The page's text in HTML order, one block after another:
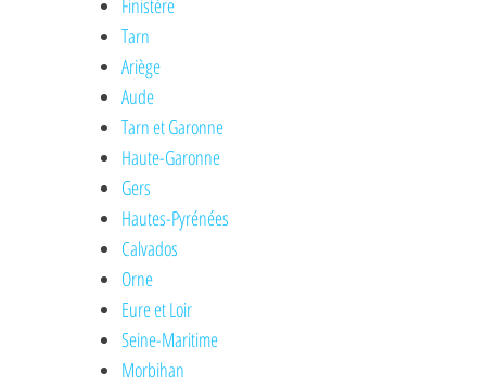
Finistère
Tarn
Ariège
Aude
Tarn et Garonne
Haute-Garonne
Gers
Hautes-Pyrénées
Calvados
Orne
Eure et Loir
Seine-Maritime
Morbihan